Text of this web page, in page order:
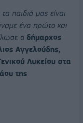
παιδιά μας είναι
ένα πρώτο και
ο δήμαρχος
Αγγελούδης,
Λυκείου στα
της